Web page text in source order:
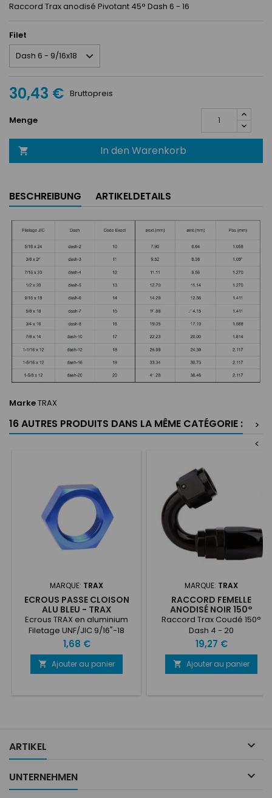
Raccord Trax anodisé Pivotant 45° Dash 6 - 16
Filet
30,43 € Bruttopreis
Menge
 In den Warenkorb
BESCHREIBUNG ARTIKELDETAILS
MarkeTRAX
16 AUTRES PRODUITS DANS LA MÊME CATÉGORIE :
>
<
MARQUE: TRAX
ECROUS PASSE CLOISON
ALU BLEU - TRAX
Ecrous TRAX en aluminium
Filetage UNF/JIC 9/16"-18
Vendu à la pièce
Prix
1,68 €
 Ajouter au panier
MARQUE: TRAX
RACCORD FEMELLE
ANODISÉ NOIR 150°
ALUMINIUM TRAX
Raccord Trax Coudé 150°
Dash 4 - 20
Prix
19,27 €
 Ajouter au panier
ARTIKEL 
UNTERNEHMEN 